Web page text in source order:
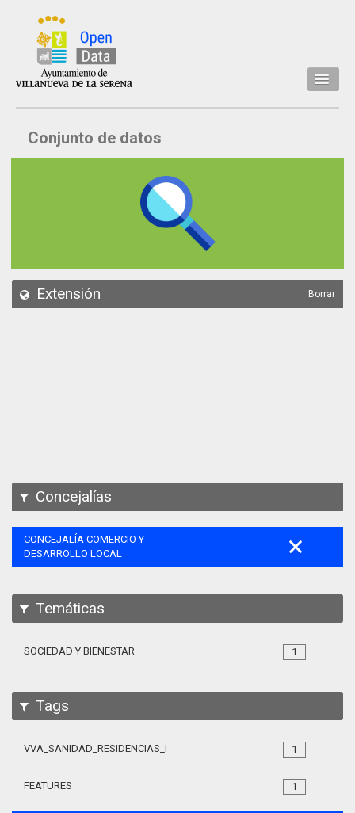
Inicio
Datos
API
Conjunto de datos
Extensión Borrar
Concejalías
CONCEJALÍA COMERCIO Y
DESARROLLO LOCAL
Temáticas
1
SOCIEDAD Y BIENESTAR
Tags
1
VVA_SANIDAD_RESIDENCIAS_MAYORES_105
1
FEATURES